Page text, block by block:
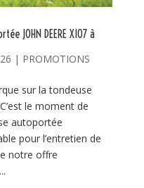
JOHN DEERE X107 à
| PROMOTIONS
sur la tondeuse
le moment de
autoportée
pour l’entretien de
notre offre